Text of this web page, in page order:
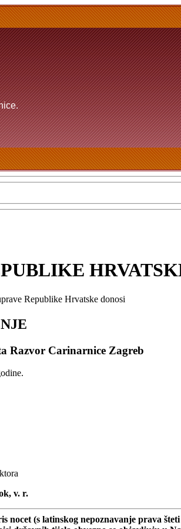
Republike Hrvatske donosi
Razvor Carinarnice Zagreb
v. r.
(s latinskog nepoznavanje prava